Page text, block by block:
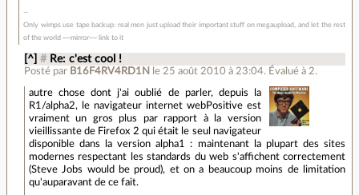
Only wimps use tape backup: real men just upload their important stuff on megaupload, and let the rest
of the world ~~mirror~~ link to it
[^] # Re: c'est cool !
Posté par B16F4RV4RD1N le 25 août 2010 à 23:04. Évalué à 2.
autre chose dont j'ai oublié de parler, depuis la
R1/alpha2, le navigateur internet webPositive est
vraiment un gros plus par rapport à la version
vieillissante de Firefox 2 qui était le seul navigateur
disponible dans la version alpha1 : maintenant la plupart des sites
modernes respectant les standards du web s'affichent correctement
(Steve Jobs would be proud), et on a beaucoup moins de limitation
qu'auparavant de ce fait.